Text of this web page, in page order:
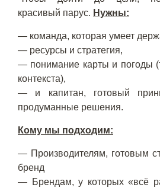
красивый парус. Нужны:
— команда, которая умеет
— ресурсы и стратегия,
— понимание карты и погоды
контекста),
— и капитан, готовый
продуманные решения.
Кому мы подходим:
— Производителям, готовым
бренд
— Брендам, у которых «всё